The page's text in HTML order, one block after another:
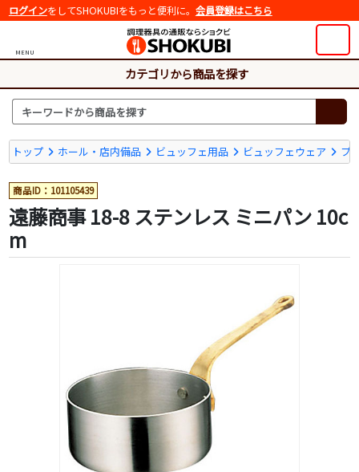
ログインをしてSHOKUBIをもっと便利に。 会員登録はこちら
MENU
カテゴリから商品を探す
トップ ホール・店内備品 ビュッフェ用品 ビュッフェウェア プ
商品ID：101105439
遠藤商事 18-8 ステンレス ミニパン 10c
m